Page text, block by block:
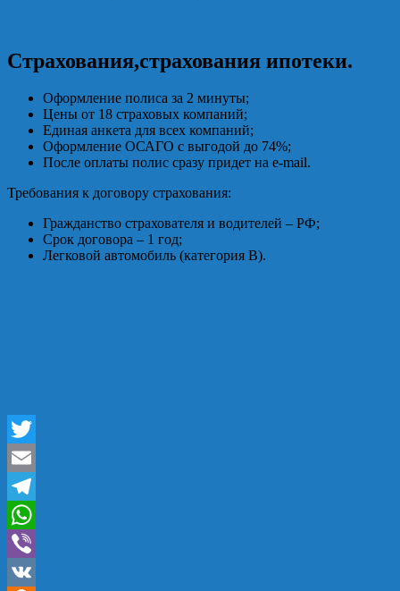
Страхования,страхования ипотеки.
Оформление полиса за 2 минуты;
Цены от 18 страховых компаний;
Единая анкета для всех компаний;
Оформление ОСАГО с выгодой до 74%;
После оплаты полис сразу придет на e-mail.
Требования к договору страхования:
Гражданство страхователя и водителей – РФ;
Срок договора – 1 год;
Легковой автомобиль (категория В).
Twitter
Email
Telegram
WhatsApp
Viber